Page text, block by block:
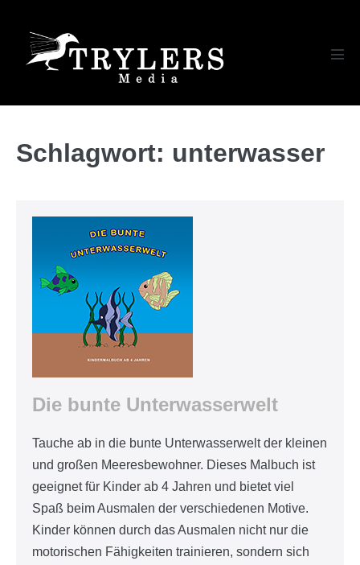
Inhalt
springen
Schlagwort: unterwasser
Unterwasserwelt
Die bunte Unterwasserwelt
Tauche ab in die bunte Unterwasserwelt der kleinen
und großen Meeresbewohner. Dieses Malbuch ist
geeignet für Kinder ab 4 Jahren und bietet viel
Spaß beim Ausmalen der verschiedenen Motive.
Kinder können durch das Ausmalen nicht nur die
motorischen Fähigkeiten trainieren, sondern sich